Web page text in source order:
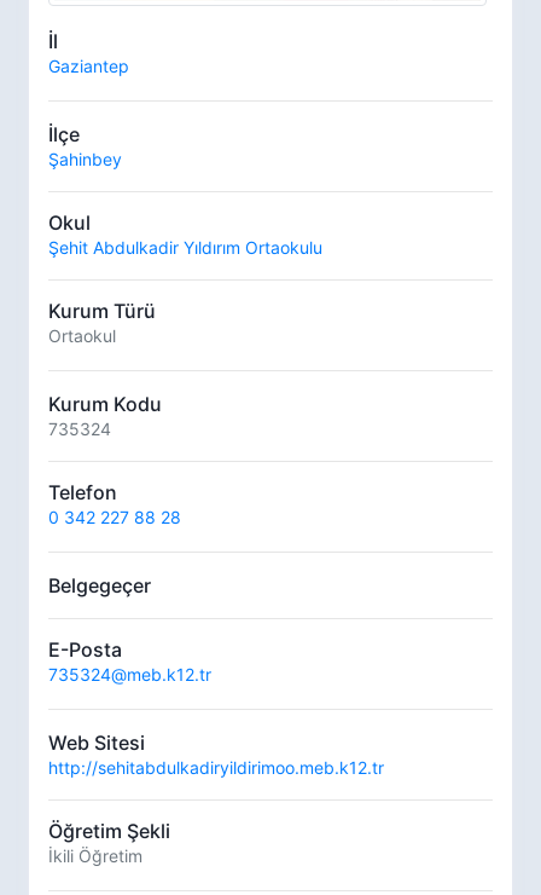
İl
Gaziantep
İlçe
Şahinbey
Okul
Şehit Abdulkadir Yıldırım Ortaokulu
Kurum Türü
Ortaokul
Kurum Kodu
735324
Telefon
0 342 227 88 28
Belgegeçer
E-Posta
735324@meb.k12.tr
Web Sitesi
http://sehitabdulkadiryildirimoo.meb.k12.tr
Öğretim Şekli
İkili Öğretim